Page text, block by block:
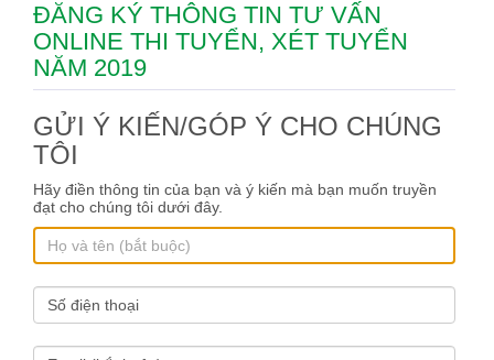
ĐĂNG KÝ THÔNG TIN TƯ VẤN
ONLINE THI TUYỂN, XÉT TUYỂN
NĂM 2019
GỬI Ý KIẾN/GÓP Ý CHO CHÚNG
TÔI
Hãy điền thông tin của bạn và ý kiến mà bạn muốn truyền
đạt cho chúng tôi dưới đây.